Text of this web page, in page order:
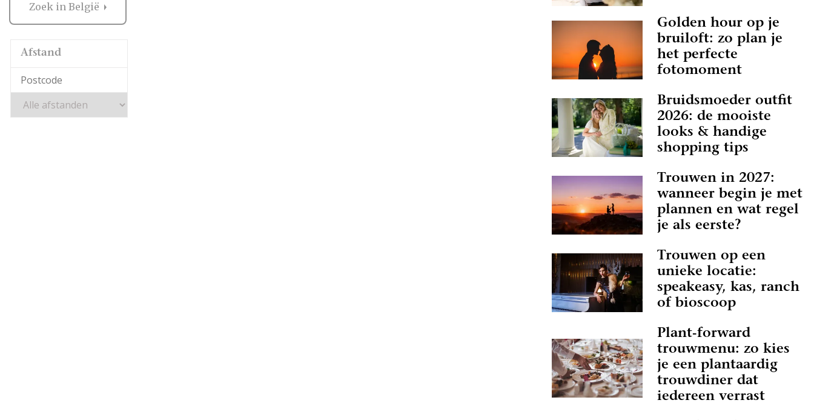
Zoek in België
Afstand
Golden hour op je
bruiloft: zo plan je
het perfecte
fotomoment
Bruidsmoeder outfit
2026: de mooiste
looks & handige
shopping tips
Trouwen in 2027:
wanneer begin je met
plannen en wat regel
je als eerste?
Trouwen op een
unieke locatie:
speakeasy, kas, ranch
of bioscoop
Plant-forward
trouwmenu: zo kies
je een plantaardig
trouwdiner dat
iedereen verrast